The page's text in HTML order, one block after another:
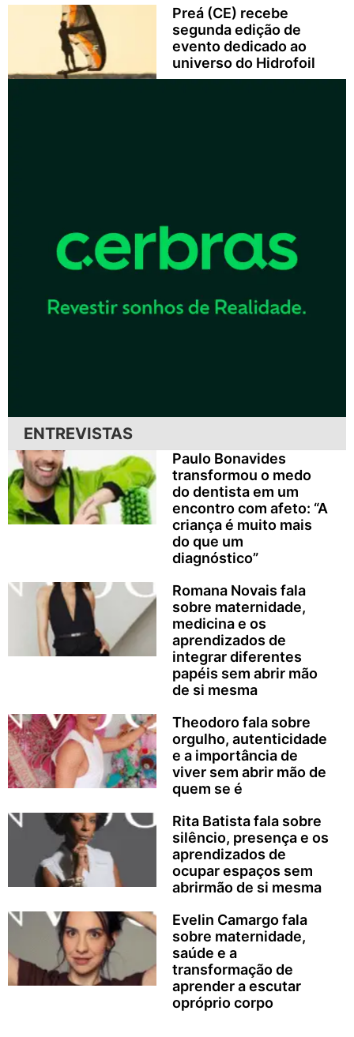
Preá (CE) recebe
segunda edição de
evento dedicado ao
universo do Hidrofoil
ENTREVISTAS
Paulo Bonavides
transformou o medo
do dentista em um
encontro com afeto: “A
criança é muito mais
do que um
diagnóstico”
Romana Novais fala
sobre maternidade,
medicina e os
aprendizados de
integrar diferentes
papéis sem abrir mão
de si mesma
Theodoro fala sobre
orgulho, autenticidade
e a importância de
viver sem abrir mão de
quem se é
Rita Batista fala sobre
silêncio, presença e os
aprendizados de
ocupar espaços sem
abrirmão de si mesma
Evelin Camargo fala
sobre maternidade,
saúde e a
transformação de
aprender a escutar
opróprio corpo